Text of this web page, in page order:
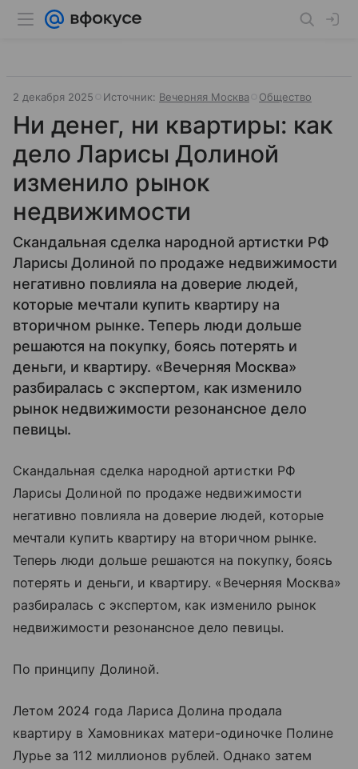
2 декабря 2025 Источник: Вечерняя Москва Общество
Ни денег, ни квартиры: как
дело Ларисы Долиной
изменило рынок
недвижимости
Скандальная сделка народной артистки РФ
Ларисы Долиной по продаже недвижимости
негативно повлияла на доверие людей,
которые мечтали купить квартиру на
вторичном рынке. Теперь люди дольше
решаются на покупку, боясь потерять и
деньги, и квартиру. «Вечерняя Москва»
разбиралась с экспертом, как изменило
рынок недвижимости резонансное дело
певицы.
Скандальная сделка народной артистки РФ
Ларисы Долиной по продаже недвижимости
негативно повлияла на доверие людей, которые
мечтали купить квартиру на вторичном рынке.
Теперь люди дольше решаются на покупку, боясь
потерять и деньги, и квартиру. «Вечерняя Москва»
разбиралась с экспертом, как изменило рынок
недвижимости резонансное дело певицы.
По принципу Долиной.
Летом 2024 года Лариса Долина продала
квартиру в Хамовниках матери-одиночке Полине
Лурье за 112 миллионов рублей. Однако затем